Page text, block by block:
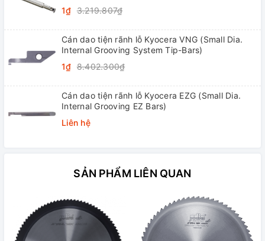
1₫ 3.219.807₫
Cán dao tiện rãnh lỗ Kyocera VNG (Small Dia.
Internal Grooving System Tip-Bars)
1₫ 8.402.300₫
Cán dao tiện rãnh lỗ Kyocera EZG (Small Dia.
Internal Grooving EZ Bars)
Liên hệ
SẢN PHẨM LIÊN QUAN